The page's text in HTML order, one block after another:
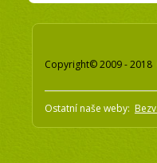
Copyright© 2009 - 2018
Ostatní naše weby: